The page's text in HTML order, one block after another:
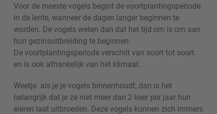
Voor de meeste vogels begint de voortplantingsperiode
in de lente, wanneer de dagen langer beginnen te
worden. De vogels weten dan dat het tijd om is om aan
hun gezinsuitbreiding te beginnen.
De voortplantingsperiode verschilt van soort tot soort
en is ook afhankelijk van het klimaat.
Weetje: als je je vogels binnenhoudt, dan is het
belangrijk dat je ze niet meer dan 2 keer per jaar hun
eieren laat uitbroeden. Deze vogels kunnen zich immers